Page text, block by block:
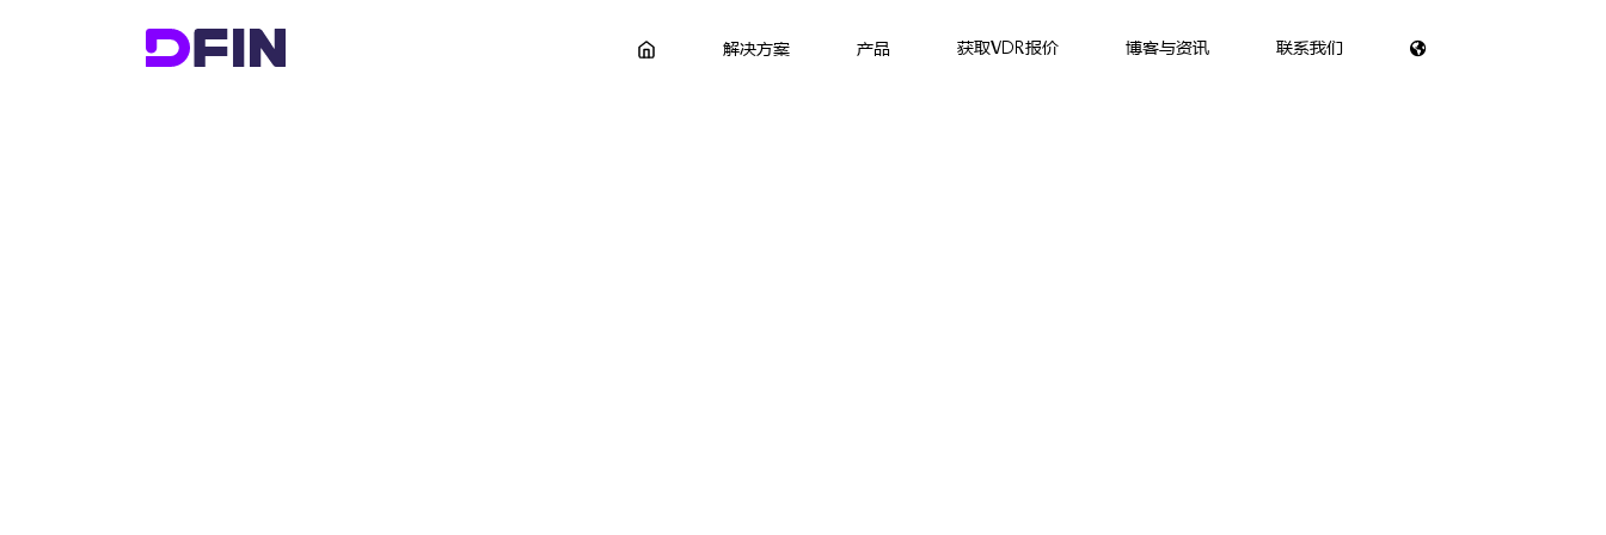
解决方案 产品 获取VDR报价 博客与资讯 联系我们